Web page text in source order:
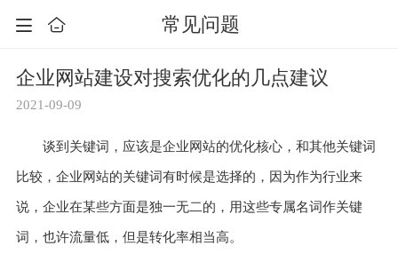
常见问题
企业网站建设对搜索优化的几点建议
2021-09-09
谈到关键词，应该是企业网站的优化核心，和其他关键词
比较，企业网站的关键词有时候是选择的，因为作为行业来
说，企业在某些方面是独一无二的，用这些专属名词作关键
词，也许流量低，但是转化率相当高。